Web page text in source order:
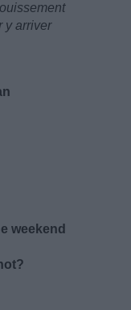
y arriver
weekend